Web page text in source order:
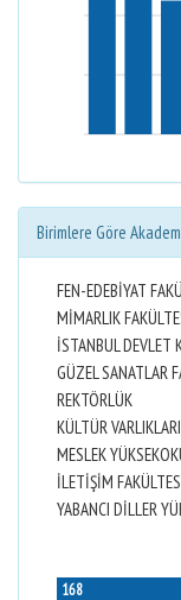
Birimlere Göre
FEN-EDEBİYAT
MİMARLIK
İSTANBUL DEVLET
GÜZEL SANATLAR
REKTÖRLÜK
KÜLTÜR
MESLEK
İLETİŞİM
YABANCI DİLLER
168